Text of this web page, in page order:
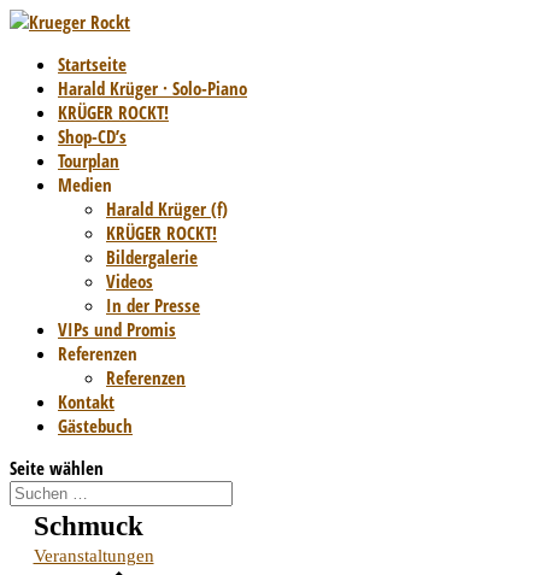
Startseite
Harald Krüger · Solo-Piano
KRÜGER ROCKT!
Shop-CD’s
Tourplan
Medien
Harald Krüger (f)
KRÜGER ROCKT!
Bildergalerie
Videos
In der Presse
VIPs und Promis
Referenzen
Referenzen
Kontakt
Gästebuch
Seite wählen
Schmuck
Veranstaltungen